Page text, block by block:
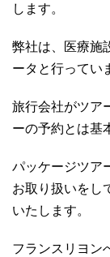
します。
弊社は、医療施
ータと行ってい
旅行会社がツア
ーの予約とは基
パッケージツア
お取り扱いをし
いたします。
フランスリヨン